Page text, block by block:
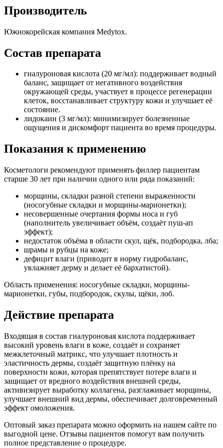
Производитель
Южнокорейская компания Medytox.
Состав препарата
гиалуроновая кислота (20 мг/мл): поддерживает водный
баланс, защищает от негативного воздействия
окружающей среды, участвует в процессе регенерации
клеток, восстанавливает структуру кожи и улучшает её
состояние.
лидокаин (3 мг/мл): минимизирует болезненные
ощущения и дискомфорт пациента во время процедуры.
Показания к применению
Косметологи рекомендуют применять филлер пациентам
старше 30 лет при наличии одного или ряда показаний:
морщины, складки разной степени выраженности
(носогубные складки и морщины-марионетки);
несовершенные очертания формы носа и губ
(наполнитель увеличивает объём, создаёт пуш-ап
эффект);
недостаток объёма в области скул, щёк, подбородка, лба;
шрамы и рубцы на коже;
дефицит влаги (приводит в норму гидробаланс,
увлажняет дерму и делает её бархатистой).
Область применения: носогубные складки, морщины-
марионетки, губы, подбородок, скулы, щёки, лоб.
Действие препарата
Входящая в состав гиалуроновая кислота поддерживает
высокий уровень влаги в коже, создаёт и сохраняет
межклеточный матрикс, что улучшает плотность и
эластичность дермы, создаёт защитную плёнку на
поверхности кожи, которая препятствует потере влаги и
защищает от вредного воздействия внешней среды,
активизирует выработку коллагена, разглаживает морщины,
улучшает внешний вид дермы, обеспечивает долговременный
эффект омоложения.
Оптовый заказ препарата можно оформить на нашем сайте по
выгодной цене. Отзывы пациентов помогут вам получить
полное представление о процедуре.